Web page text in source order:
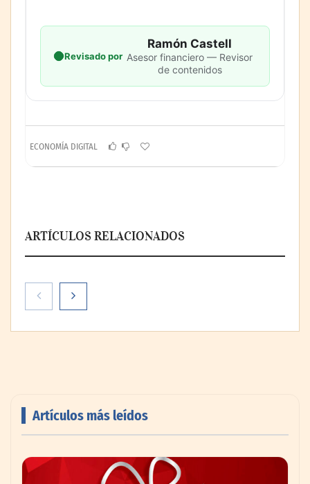
Revisado por
Ramón Castell
Asesor financiero — Revisor
de contenidos
ECONOMÍA DIGITAL
ARTÍCULOS RELACIONADOS
impulsando la colaboración en el sector
Artículos más leídos